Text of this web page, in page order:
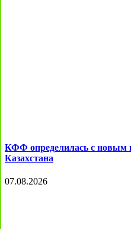
КФФ определилась с новым
Казахстана
07.08.2026